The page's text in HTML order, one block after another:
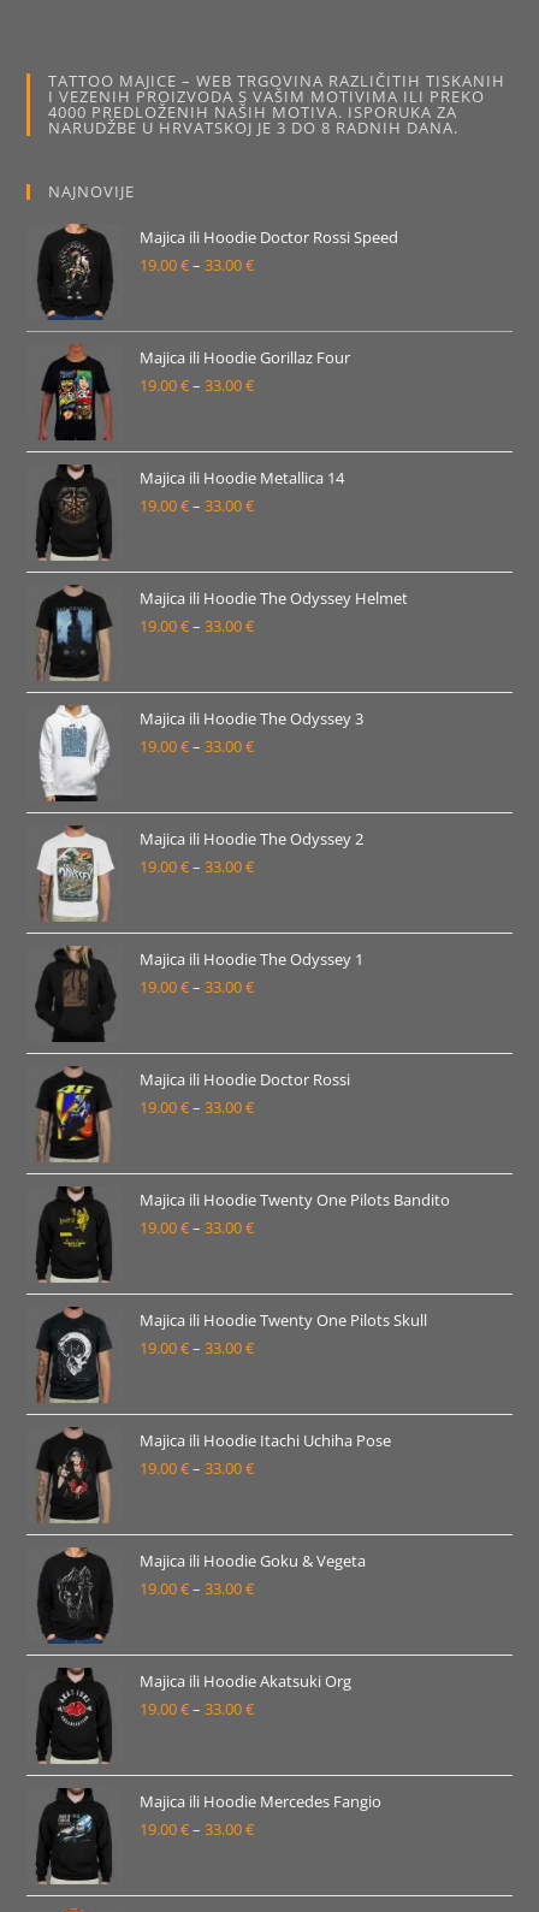
odabrati
na
stranici
proizvoda
TATTOO MAJICE – WEB TRGOVINA RAZLIČITIH TISKANIH
I VEZENIH PROIZVODA S VAŠIM MOTIVIMA ILI PREKO
4000 PREDLOŽENIH NAŠIH MOTIVA. ISPORUKA ZA
NARUDŽBE U HRVATSKOJ JE 3 DO 8 RADNIH DANA.
NAJNOVIJE
Majica ili Hoodie Doctor Rossi Speed
19.00€– 33.00€Raspon
od
19.00 €
do
Majica ili Hoodie Gorillaz Four
19.00€– 33.00€Raspon
od
19.00 €
do
Majica ili Hoodie Metallica 14
19.00€– 33.00€Raspon
od
19.00 €
do
Majica ili Hoodie The Odyssey Helmet
19.00€– 33.00€Raspon
od
19.00 €
do
Majica ili Hoodie The Odyssey 3
19.00€– 33.00€Raspon
od
19.00 €
do
Majica ili Hoodie The Odyssey 2
19.00€– 33.00€Raspon
od
19.00 €
do
Majica ili Hoodie The Odyssey 1
19.00€– 33.00€Raspon
od
19.00 €
do
Majica ili Hoodie Doctor Rossi
19.00€– 33.00€Raspon
od
19.00 €
do
Majica ili Hoodie Twenty One Pilots Bandito
19.00€– 33.00€Raspon
od
19.00 €
do
Majica ili Hoodie Twenty One Pilots Skull
19.00€– 33.00€Raspon
od
19.00 €
do
Majica ili Hoodie Itachi Uchiha Pose
19.00€– 33.00€Raspon
od
19.00 €
do
Majica ili Hoodie Goku & Vegeta
19.00€– 33.00€Raspon
od
19.00 €
do
Majica ili Hoodie Akatsuki Org
19.00€– 33.00€Raspon
od
19.00 €
do
Majica ili Hoodie Mercedes Fangio
19.00€– 33.00€Raspon
od